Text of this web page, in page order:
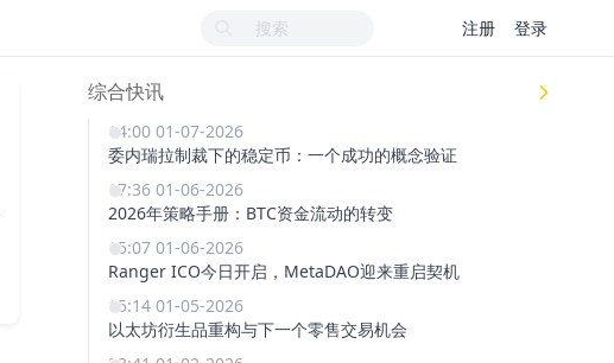
注册 登录
综合快讯
14:00 01-07-2026
委内瑞拉制裁下的稳定币：一个成功的概念验证
17:36 01-06-2026
2026年策略手册：BTC资金流动的转变
15:07 01-06-2026
Ranger ICO今日开启，MetaDAO迎来重启契机
15:14 01-05-2026
以太坊衍生品重构与下一个零售交易机会